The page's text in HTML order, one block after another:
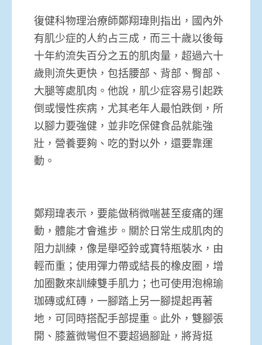
復健科物理治療師鄭翔瑋則指出，國內外
有肌少症的人約占三成，而三十歲以後每
十年約流失百分之五的肌肉量，超過六十
歲則流失更快，包括腰部、背部、臀部、
大腿等處肌肉。他說，肌少症容易引起跌
倒或慢性疾病，尤其老年人最怕跌倒，所
以腳力要強健，並非吃保健食品就能強
壯，營養要夠、吃的對以外，還要靠運
動。
鄭翔瑋表示，要能做稍微喘甚至痠痛的運
動，體能才會進步。關於日常生成肌肉的
阻力訓練，像是舉啞鈴或寶特瓶裝水，由
輕而重；使用彈力帶或結長的橡皮圈，增
加圈數來訓練雙手肌力；也可使用泡棉瑜
珈磚或紅磚，一腳踏上另一腳提起再著
地，可同時搭配手部提重。此外，雙腳張
開、膝蓋微彎但不要超過腳趾，將背挺